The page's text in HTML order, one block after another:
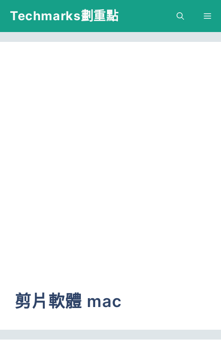
跳
主
Techmarks劃重點
剪片軟體 mac